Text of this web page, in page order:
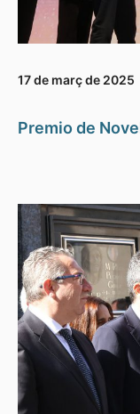
17 de març de 2025
Premio de